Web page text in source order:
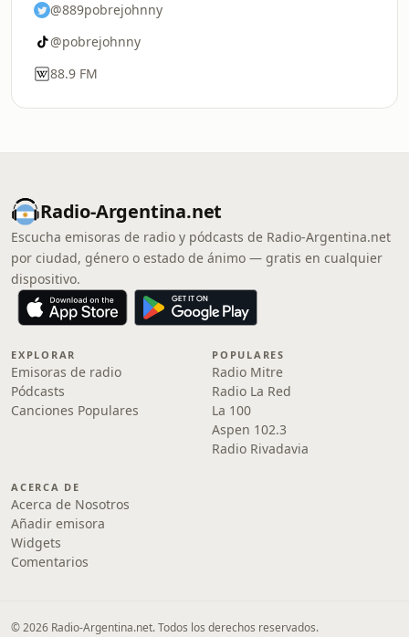
@889pobrejohnny
@pobrejohnny
88.9 FM
Radio-Argentina.net
Escucha emisoras de radio y pódcasts de Radio-Argentina.net
por ciudad, género o estado de ánimo — gratis en cualquier
dispositivo.
EXPLORAR
Emisoras de radio
Pódcasts
Canciones Populares
POPULARES
Radio Mitre
Radio La Red
La 100
Aspen 102.3
Radio Rivadavia
ACERCA DE
Acerca de Nosotros
Añadir emisora
Widgets
Comentarios
© 2026 Radio-Argentina.net. Todos los derechos reservados.